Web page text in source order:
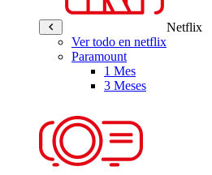
Netflix
Ver todo en netflix
Paramount
1 Mes
3 Meses